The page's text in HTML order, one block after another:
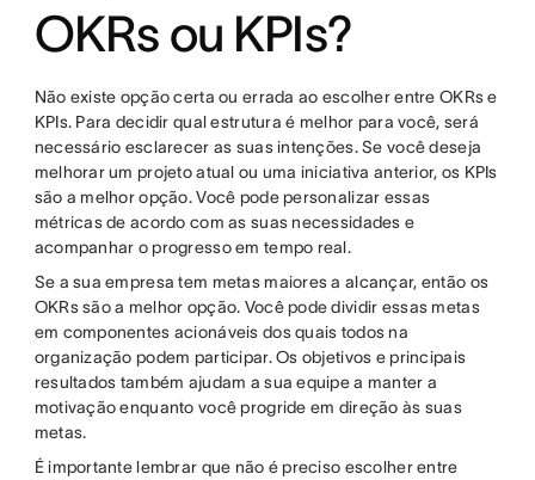
OKRs ou KPIs?
Não existe opção certa ou errada ao escolher entre OKRs e
KPIs. Para decidir qual estrutura é melhor para você, será
necessário esclarecer as suas intenções. Se você deseja
melhorar um projeto atual ou uma iniciativa anterior, os KPIs
são a melhor opção. Você pode personalizar essas
métricas de acordo com as suas necessidades e
acompanhar o progresso em tempo real.
Se a sua empresa tem metas maiores a alcançar, então os
OKRs são a melhor opção. Você pode dividir essas metas
em componentes acionáveis dos quais todos na
organização podem participar. Os objetivos e principais
resultados também ajudam a sua equipe a manter a
motivação enquanto você progride em direção às suas
metas.
É importante lembrar que não é preciso escolher entre